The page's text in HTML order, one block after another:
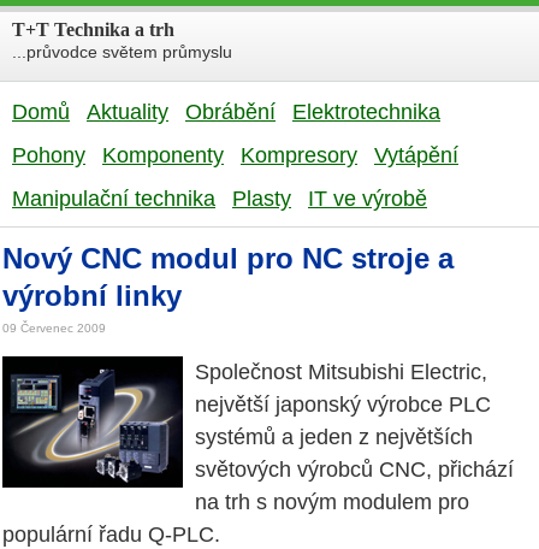
T+T Technika a trh
...průvodce světem průmyslu
Domů Aktuality Obrábění
Elektrotechnika
Pohony
Komponenty Kompresory
Vytápění
Manipulační technika
Plasty IT ve výrobě
Nový CNC modul pro NC stroje a
výrobní linky
09 Červenec 2009
Společnost Mitsubishi Electric,
největší japonský výrobce PLC
systémů a jeden z největších
světových výrobců CNC, přichází
na trh s novým modulem pro
populární řadu Q-PLC.